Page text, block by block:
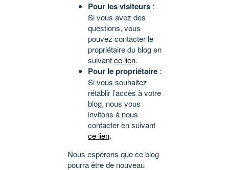
Pour les visiteurs :
Si vous avez des
questions, vous
pouvez contacter le
propriétaire du blog en
suivantce lien.
Pour le propriétaire :
Si vous souhaitez
rétablir l’accès à votre
blog, nous vous
invitons à nous
contacter en suivant
ce lien.
Nous espérons que ce blog
pourra être de nouveau